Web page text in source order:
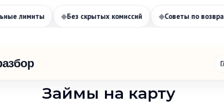
◆Без скрытых комиссий ◆Советы по возврату
Займы на карту